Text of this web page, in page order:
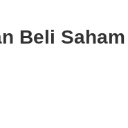
Sakit: Halodoc for
Beli Saham